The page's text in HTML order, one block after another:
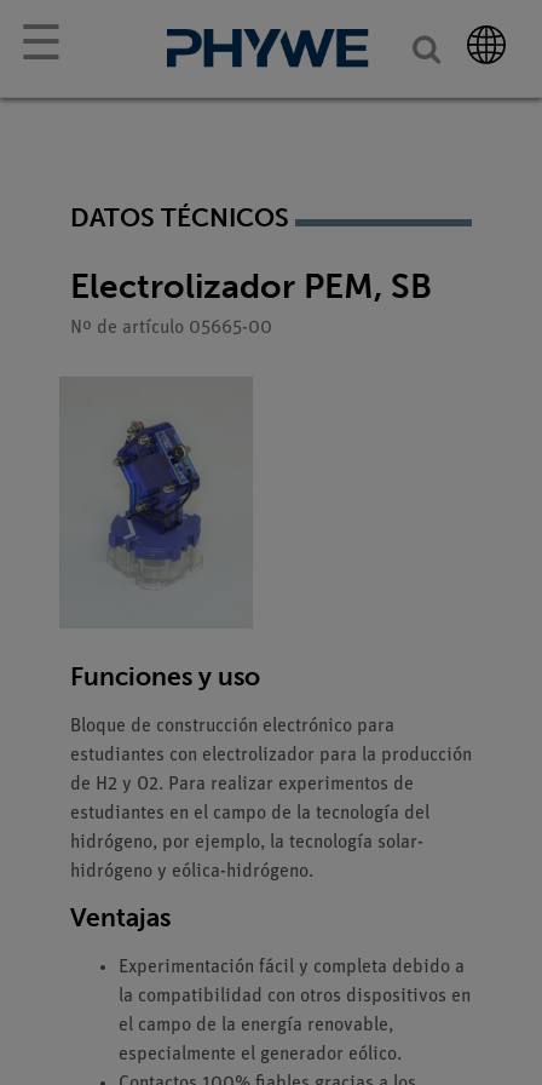
☰
DATOS TÉCNICOS
Electrolizador PEM, SB
Nº de artículo 05665-00
Funciones y uso
Bloque de construcción electrónico para
estudiantes con electrolizador para la producción
de H2 y O2. Para realizar experimentos de
estudiantes en el campo de la tecnología del
hidrógeno, por ejemplo, la tecnología solar-
hidrógeno y eólica-hidrógeno.
Ventajas
Experimentación fácil y completa debido a
la compatibilidad con otros dispositivos en
el campo de la energía renovable,
especialmente el generador eólico.